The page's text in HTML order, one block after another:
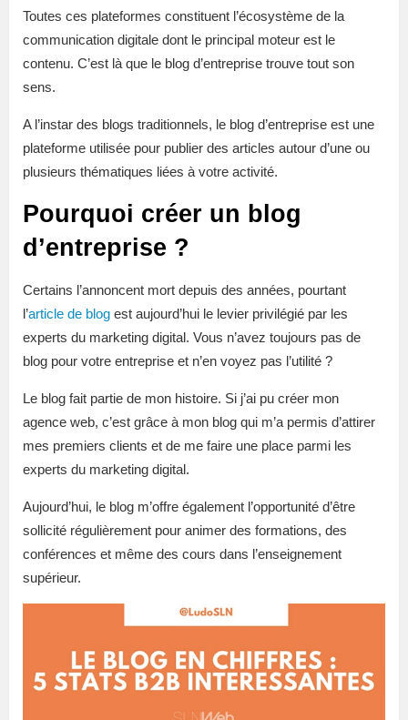
Toutes ces plateformes constituent l’écosystème de la
communication digitale dont le principal moteur est le
contenu. C’est là que le blog d’entreprise trouve tout son
sens.
A l’instar des blogs traditionnels, le blog d’entreprise est une
plateforme utilisée pour publier des articles autour d’une ou
plusieurs thématiques liées à votre activité.
Pourquoi créer un blog
d’entreprise ?
Certains l’annoncent mort depuis des années, pourtant
l’article de blog est aujourd’hui le levier privilégié par les
experts du marketing digital. Vous n’avez toujours pas de
blog pour votre entreprise et n’en voyez pas l’utilité ?
Le blog fait partie de mon histoire. Si j’ai pu créer mon
agence web, c’est grâce à mon blog qui m’a permis d’attirer
mes premiers clients et de me faire une place parmi les
experts du marketing digital.
Aujourd’hui, le blog m’offre également l’opportunité d’être
sollicité régulièrement pour animer des formations, des
conférences et même des cours dans l’enseignement
supérieur.